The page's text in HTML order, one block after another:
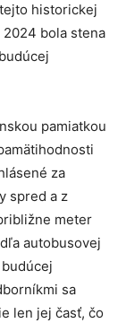
historickej
bola stena
pamiatkou
za
spred a z
meter
autobusovej
sa
len jej časť, čo